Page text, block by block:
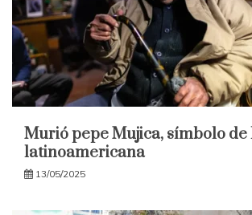
Murió pepe Mujica, símbolo
latinoamericana
13/05/2025